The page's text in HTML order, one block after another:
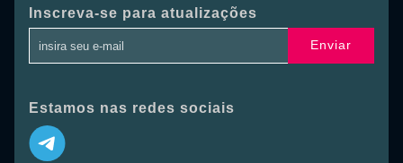
Inscreva-se para atualizações
Enviar
Estamos nas redes sociais